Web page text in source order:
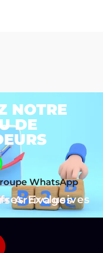
NOTRE
DE
WhatsApp
nos Derniers Arrivages